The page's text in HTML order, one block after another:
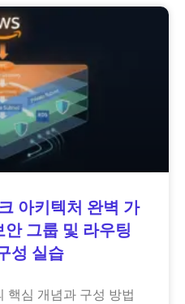
아키텍처 완벽 가
그룹 및 라우팅
성 실습
핵심 개념과 구성 방법